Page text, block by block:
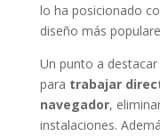
lo ha posicionado
diseño más
Un punto a
para trabajar
navegador,
instalaciones.